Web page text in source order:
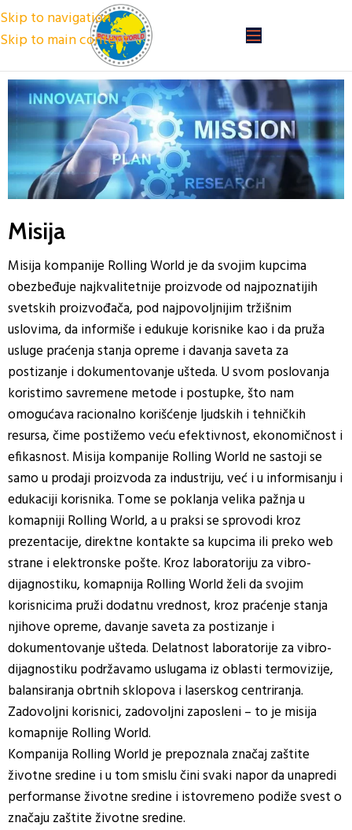
Skip to navigation
Skip to main content
Misija
Misija kompanije Rolling World je da svojim kupcima
obezbeđuje najkvalitetnije proizvode od najpoznatijih
svetskih proizvođača, pod najpovoljnijim tržišnim
uslovima, da informiše i edukuje korisnike kao i da pruža
usluge praćenja stanja opreme i davanja saveta za
postizanje i dokumentovanje ušteda. U svom poslovanja
koristimo savremene metode i postupke, što nam
omogućava racionalno korišćenje ljudskih i tehničkih
resursa, čime postižemo veću efektivnost, ekonomičnost i
efikasnost. Misija kompanije Rolling World ne sastoji se
samo u prodaji proizvoda za industriju, već i u informisanju i
edukaciji korisnika. Tome se poklanja velika pažnja u
komapniji Rolling World, a u praksi se sprovodi kroz
prezentacije, direktne kontakte sa kupcima ili preko web
strane i elektronske pošte. Kroz laboratoriju za vibro-
dijagnostiku, komapnija Rolling World želi da svojim
korisnicima pruži dodatnu vrednost, kroz praćenje stanja
njihove opreme, davanje saveta za postizanje i
dokumentovanje ušteda. Delatnost laboratorije za vibro-
dijagnostiku podržavamo uslugama iz oblasti termovizije,
balansiranja obrtnih sklopova i laserskog centriranja.
Zadovoljni korisnici, zadovoljni zaposleni – to je misija
komapnije Rolling World.
Kompanija Rolling World je prepoznala značaj zaštite
životne sredine i u tom smislu čini svaki napor da unapredi
performanse životne sredine i istovremeno podiže svest o
značaju zaštite životne sredine.